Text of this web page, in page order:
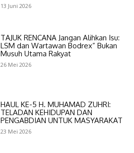
13 Juni 2026
TAJUK RENCANA Jangan Alihkan Isu:
LSM dan Wartawan Bodrex” Bukan
Musuh Utama Rakyat
26 Mei 2026
HAUL KE-5 H. MUHAMAD ZUHRI:
TELADAN KEHIDUPAN DAN
PENGABDIAN UNTUK MASYARAKAT
23 Mei 2026